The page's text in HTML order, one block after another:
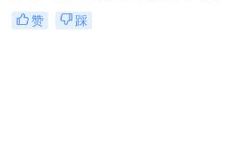
还真给你找着了。小编之前也试过大
海捞针般的寻找免费的转换软件，很
赞 踩